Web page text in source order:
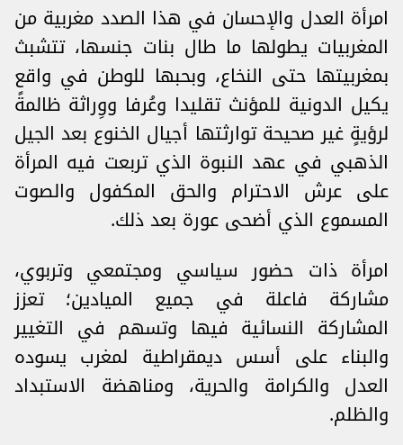
امرأة العدل والإحسان في هذا الصدد مغربية من
المغربيات يطولها ما طال بنات جنسها، تتشبث
بمغربيتها حتى النخاع، وبحبها للوطن في واقع
يكيل الدونية للمؤنث تقليدا وعُرفا ووِراثة ظالمةً
لرؤيةٍ غير صحيحة توارثتها أجيال الخنوع بعد الجيل
الذهبي في عهد النبوة الذي تربعت فيه المرأة
على عرش الاحترام والحق المكفول والصوت
المسموع الذي أضحى عورة بعد ذلك.
امرأة ذات حضور سياسي ومجتمعي وتربوي،
مشاركة فاعلة في جميع الميادين؛ تعزز
المشاركة النسائية فيها وتسهم في التغيير
والبناء على أسس ديمقراطية لمغرب يسوده
العدل والكرامة والحرية، ومناهضة الاستبداد
والظلم.